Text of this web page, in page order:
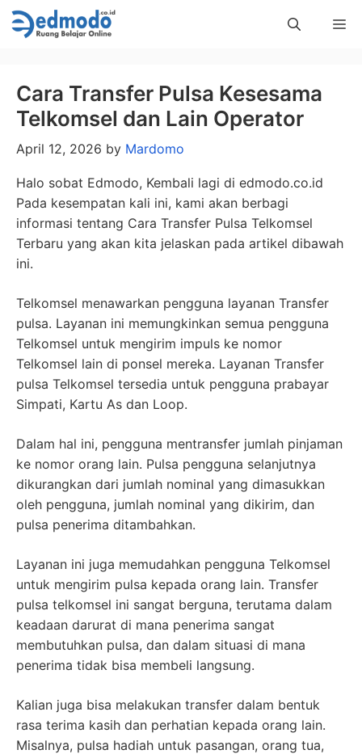
Skip
to
Cara Transfer Pulsa Kesesama
Telkomsel dan Lain Operator
April 12, 2026 by Mardomo
Halo sobat Edmodo, Kembali lagi di edmodo.co.id
Pada kesempatan kali ini, kami akan berbagi
informasi tentang Cara Transfer Pulsa Telkomsel
Terbaru yang akan kita jelaskan pada artikel dibawah
ini.
Telkomsel menawarkan pengguna layanan Transfer
pulsa. Layanan ini memungkinkan semua pengguna
Telkomsel untuk mengirim impuls ke nomor
Telkomsel lain di ponsel mereka. Layanan Transfer
pulsa Telkomsel tersedia untuk pengguna prabayar
Simpati, Kartu As dan Loop.
Dalam hal ini, pengguna mentransfer jumlah pinjaman
ke nomor orang lain. Pulsa pengguna selanjutnya
dikurangkan dari jumlah nominal yang dimasukkan
oleh pengguna, jumlah nominal yang dikirim, dan
pulsa penerima ditambahkan.
Layanan ini juga memudahkan pengguna Telkomsel
untuk mengirim pulsa kepada orang lain. Transfer
pulsa telkomsel ini sangat berguna, terutama dalam
keadaan darurat di mana penerima sangat
membutuhkan pulsa, dan dalam situasi di mana
penerima tidak bisa membeli langsung.
Kalian juga bisa melakukan transfer dalam bentuk
rasa terima kasih dan perhatian kepada orang lain.
Misalnya, pulsa hadiah untuk pasangan, orang tua,